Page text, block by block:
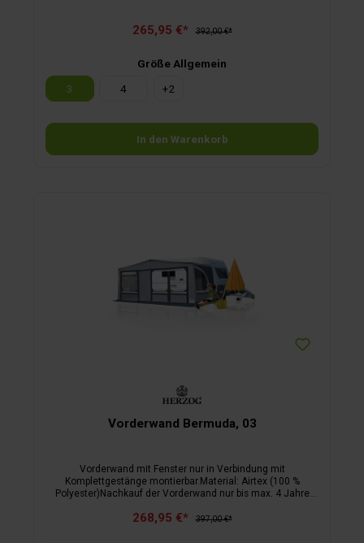
265,95 €* 392,00 €*
Größe Allgemein
3
4 +2
In den Warenkorb
Vorderwand Bermuda, 03
Vorderwand mit Fenster nur in Verbindung mit
Komplettgestänge montierbar.Material: Airtex (100 %
Polyester)Nachkauf der Vorderwand nur bis max. 4 Jahre
268,95 €* 397,00 €*